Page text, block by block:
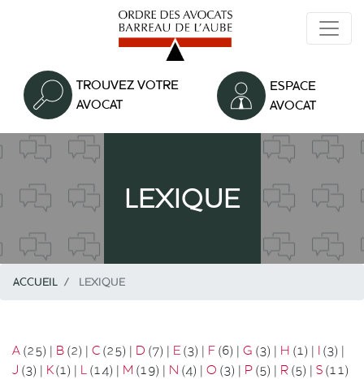
principal
TROUVEZ VOTRE
AVOCAT
ESPACE
AVOCAT
LEXIQUE
ACCUEIL LEXIQUE
A (25) | B (2) | C (25) | D (7) | E (3) | F (6) | G (3) | H (1) | I (3) |
J (3) | K(1) | L (14) | M (19) | N (4) | O (3) | P (5) | R (5) | S (11)